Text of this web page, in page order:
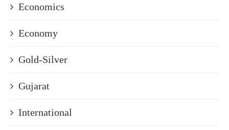
Economics
Economy
Gold-Silver
Gujarat
International